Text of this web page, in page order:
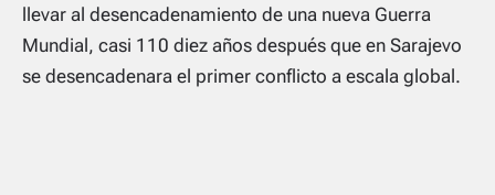
llevar al desencadenamiento de una nueva Guerra
Mundial, casi 110 diez años después que en Sarajevo
se desencadenara el primer conflicto a escala global.